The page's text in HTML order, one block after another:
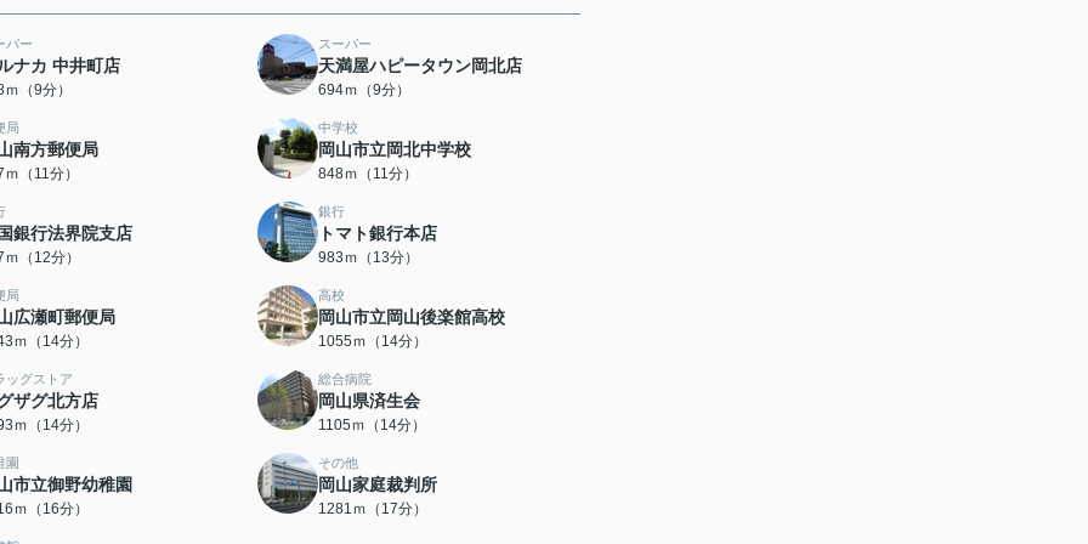
パー
ナカ 中井町店
（9分）
スーパー
天満屋ハピータウン岡北店
694ｍ（9分）
局
南方郵便局
（11分）
中学校
岡山市立岡北中学校
848ｍ（11分）
銀行法界院支店
（12分）
銀行
トマト銀行本店
983ｍ（13分）
局
広瀬町郵便局
ｍ（14分）
高校
岡山市立岡山後楽館高校
1055ｍ（14分）
ッグストア
ザグ北方店
ｍ（14分）
総合病院
岡山県済生会
1105ｍ（14分）
園
市立御野幼稚園
ｍ（16分）
その他
岡山家庭裁判所
1281ｍ（17分）